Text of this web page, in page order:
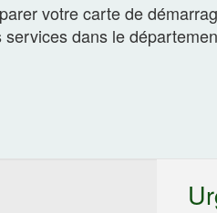
votre carte de
dans le